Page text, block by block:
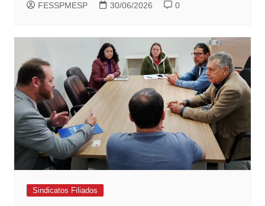
FESSPMESP 30/06/2026 0
Sindicatos Filiados